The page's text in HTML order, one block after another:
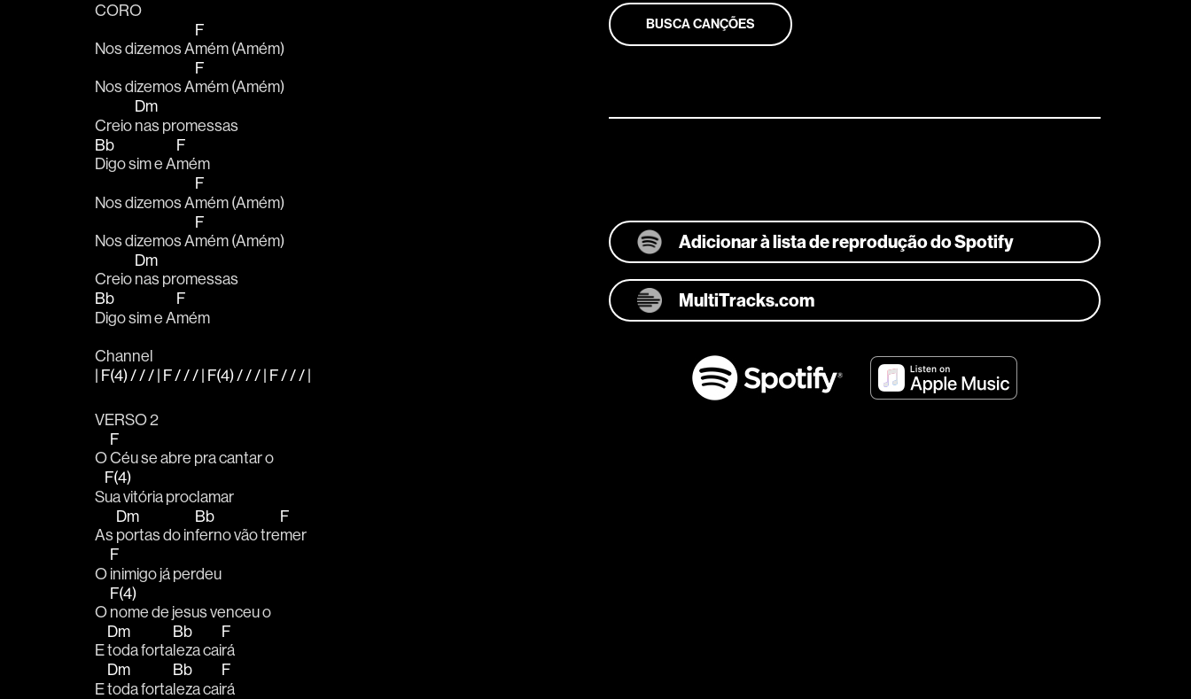
CORO
Nos dizemos A
F
mém (Amém)
Nos dizemos A
F
mém (Amém)
Creio
Dm
nas promessas
Bb
Digo sim e A
F
mém
Nos dizemos A
F
mém (Amém)
Nos dizemos A
F
mém (Amém)
Creio
Dm
nas promessas
Bb
Digo sim e A
F
mém
Channel
| F(4) / / / | F / / / | F(4) / / / | F / / / |
VERSO 2
O
F
Céu se abre pra cantar o
S
F(4)
ua vitória proclamar
As
Dm
portas do in
Bb
ferno vão tre
F
mer
O
F
inimigo já perdeu
O
F(4)
nome de jesus venceu o
E
Dm
toda forta
Bb
leza cai
F
rá
E
Dm
toda forta
Bb
leza cai
F
rá
BUSCA CANÇÕES
Adicionar à lista de reprodução do Spotify
MultiTracks.com